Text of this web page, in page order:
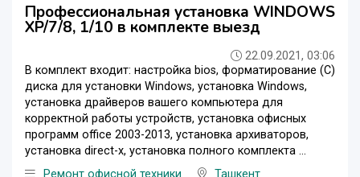
Профессиональная установка WINDOWS
XP/7/8, 1/10 в комплекте выезд
22.09.2021, 03:06
В комплект входит: настройка bios, форматирование (С)
диска для установки Windows, установка Windows,
установка драйверов вашего компьютера для
корректной работы устройств, установка офисных
программ office 2003-2013, установка архиваторов,
установка direct-x, установка полного комплекта ...
Ремонт офисной техники
Ташкент